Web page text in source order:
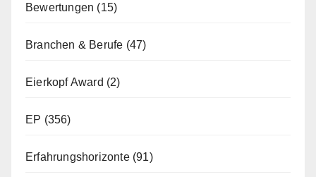
Bewertungen (15)
Branchen & Berufe (47)
Eierkopf Award (2)
EP (356)
Erfahrungshorizonte(91)